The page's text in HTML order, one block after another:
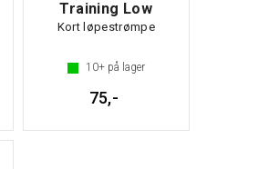
Training Low
Kort løpestrømpe
10+på lager
75,-